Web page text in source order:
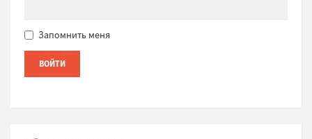
Запомнить меня